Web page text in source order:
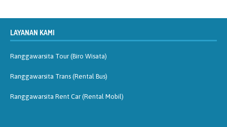
LAYANAN KAMI
Ranggawarsita Tour (Biro Wisata)
Ranggawarsita Trans (Rental Bus)
Ranggawarsita Rent Car (Rental Mobil)